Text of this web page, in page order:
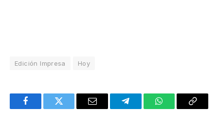
Edición Impresa Hoy
FacebookTwitter Email TelegramWhatsAppCopy